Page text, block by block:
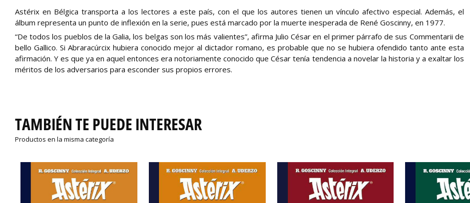
Astérix en Bélgica transporta a los lectores a este país, con el que los autores tienen un vínculo afectivo especial. Además, el
álbum representa un punto de inflexión en la serie, pues está marcado por la muerte inesperada de René Goscinny, en 1977.
“De todos los pueblos de la Galia, los belgas son los más valientes”, afirma Julio César en el primer párrafo de sus Commentarii de
bello Gallico. Si Abraracúrcix hubiera conocido mejor al dictador romano, es probable que no se hubiera ofendido tanto ante esta
afirmación. Y es que ya en aquel entonces era notoriamente conocido que César tenía tendencia a novelar la historia y a exaltar los
méritos de los adversarios para esconder sus propios errores.
TAMBIÉN TE PUEDE INTERESAR
Productos en la misma categoría